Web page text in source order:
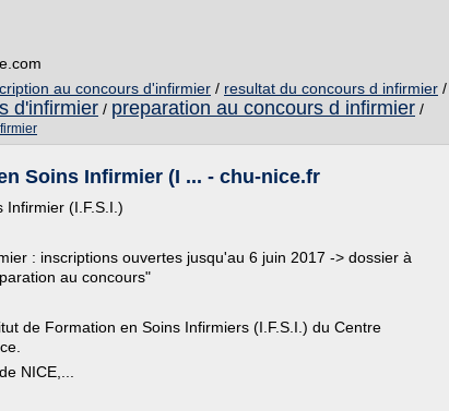
au concours d'infirmier / resultat du concours d infirmier /
d'infirmier / preparation au concours d infirmier /
Soins Infirmier (I ... - chu-nice.fr
Infirmier (I.F.S.I.)
: inscriptions ouvertes jusqu'au 6 juin 2017 -> dossier à
au concours"
de Formation en Soins Infirmiers (I.F.S.I.) du Centre
NICE,...